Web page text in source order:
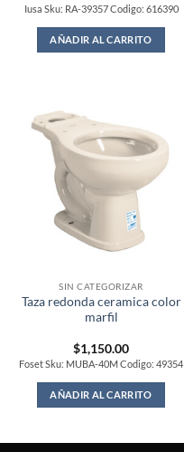
Iusa Sku: RA-39357 Codigo: 616390
AÑADIR AL CARRITO
SIN CATEGORIZAR
Taza redonda ceramica color
marfil
$1,150.00
Foset Sku: MUBA-40M Codigo: 49354
AÑADIR AL CARRITO